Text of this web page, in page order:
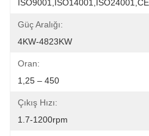
ISO9001,ISO14001,ISO24001,CE
Güç Aralığı:
4KW-4823KW
Oran:
1,25 – 450
Çıkış Hızı:
1.7-1200rpm